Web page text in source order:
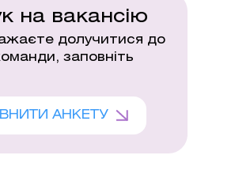
на вакансію
долучитися до
заповніть
АНКЕТУ